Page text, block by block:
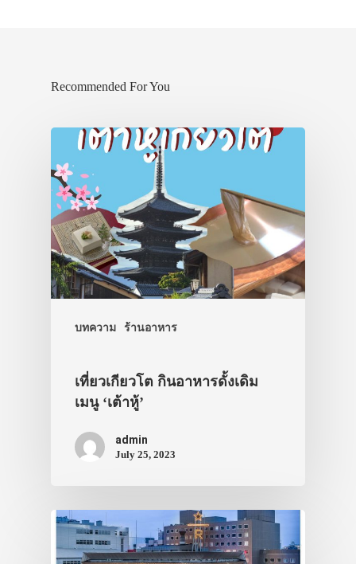
Recommended For You
บทความ ร้านอาหาร
เที่ยวเกียวโต กินอาหารดั้งเดิม
เมนู ‘เต้าหู้’
admin
July 25, 2023